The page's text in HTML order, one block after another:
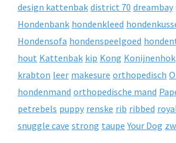
design kattenbak district 70 dreambay
Hondenbank hondenkleed
Hondensofa hondenspeelgoed
hout Kattenbak kip Kong Konijnenhok
krabton leer makesure orthopedisch
hondenmand orthopedische mand
petrebels puppy renske rib ribbed
snuggle cave strong taupe Your Dog